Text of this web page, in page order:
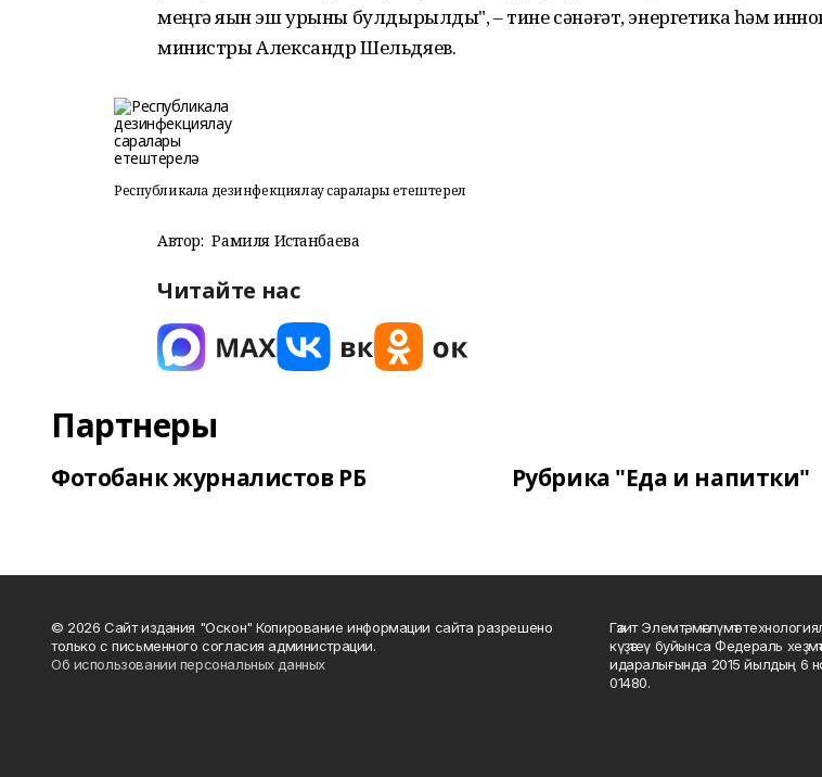
меңгә яҡын эш урыны булдырылды", – тине сәнәғәт, энергетика һәм
министры Александр Шельдяев.
Республикала дезинфекциялау саралары етештерелә
Автор: Рамиля Истанбаева
Читайте нас
Партнеры
Фотобанк журналистов РБ Рубрика "Еда и напитки"
© 2026 Сайт издания "Оскон" Копирование информации сайта разрешено
только с письменного согласия администрации.
Об использовании персональных данных
Гәзит Элемтә, мәғлүмәт
күҙәтеү буйынса Федераль
идаралығында 2015 йылдың 6
01480.